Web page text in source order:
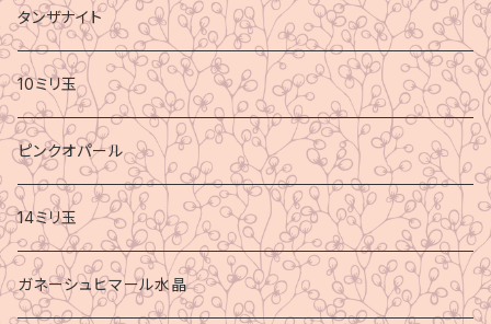
タンザナイト
10ミリ玉
ピンクオパール
14ミリ玉
ガネーシュヒマール水晶